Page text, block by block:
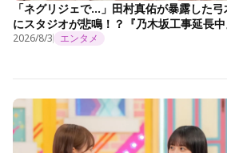
「ネグリジェで…」田村真佑が暴露した
にスタジオが悲鳴！？『乃木坂工事延長
2026/8/3 エンタメ